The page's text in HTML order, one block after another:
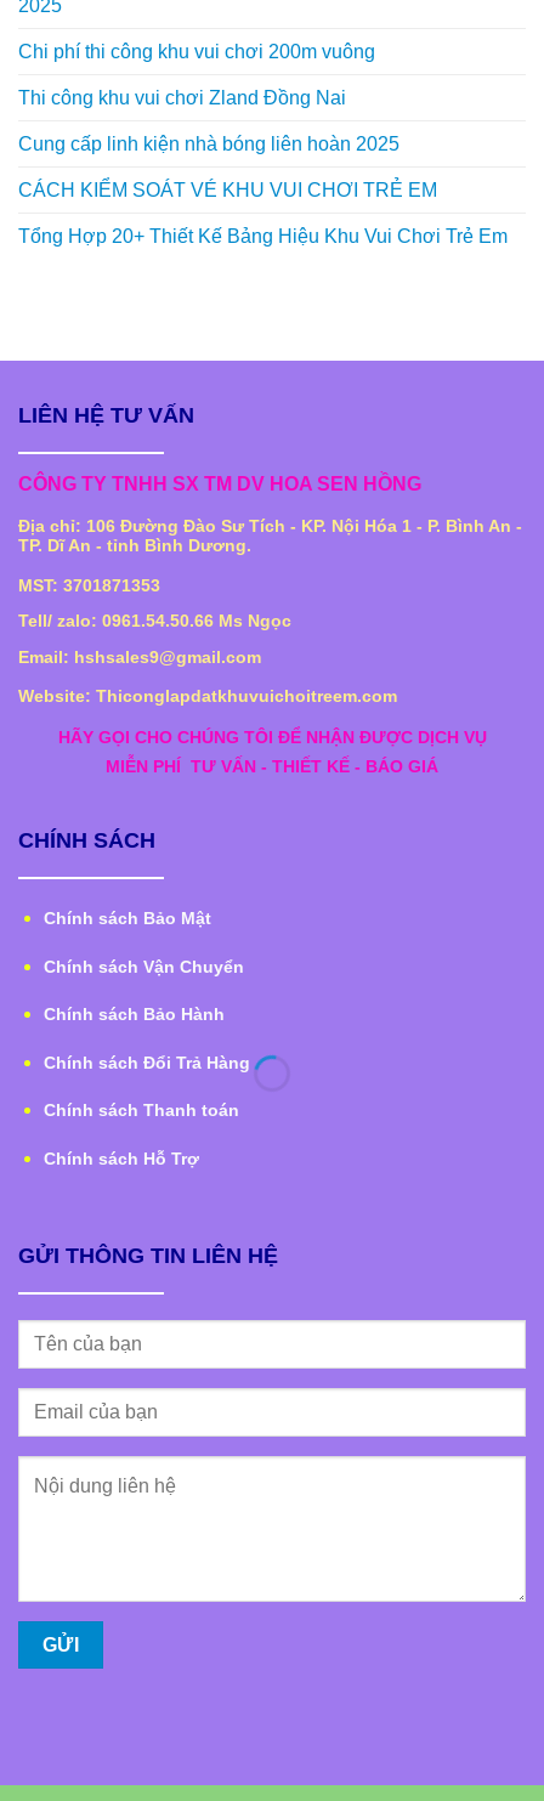
2025
Chi phí thi công khu vui chơi 200m vuông
Thi công khu vui chơi Zland Đồng Nai
Cung cấp linh kiện nhà bóng liên hoàn 2025
CÁCH KIỂM SOÁT VÉ KHU VUI CHƠI TRẺ EM
Tổng Hợp 20+ Thiết Kế Bảng Hiệu Khu Vui Chơi Trẻ Em
LIÊN HỆ TƯ VẤN
CÔNG TY TNHH SX TM DV HOA SEN HỒNG
Địa chỉ: 106 Đường Đào Sư Tích - KP. Nội Hóa 1 - P. Bình An -
TP. Dĩ An - tỉnh Bình Dương.
MST: 3701871353
Tell/ zalo: 0961.54.50.66 Ms Ngọc
Email: hshsales9@gmail.com
Website: Thiconglapdatkhuvuichoitreem.com
HÃY GỌI CHO CHÚNG TÔI ĐỂ NHẬN ĐƯỢC DỊCH VỤ
MIỄN PHÍ TƯ VẤN - THIẾT KẾ - BÁO GIÁ
CHÍNH SÁCH
Chính sách Bảo Mật
Chính sách Vận Chuyển
Chính sách Bảo Hành
Chính sách Đổi Trả Hàng
Chính sách Thanh toán
Chính sách Hỗ Trợ
GỬI THÔNG TIN LIÊN HỆ